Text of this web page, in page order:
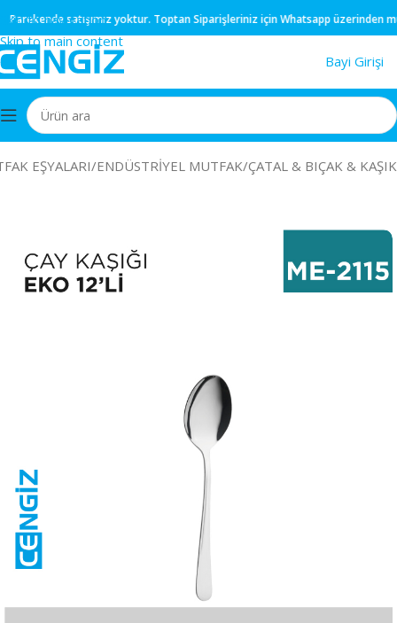
Skip to navigation
Skip to main content
satışımız yoktur.ToptanSiparişleriniz içinWhatsappüzerinden
Bayi Girişi
EŞYALARI/ENDÜSTRİYEL MUTFAK/ÇATAL & BIÇAK & KAŞIK